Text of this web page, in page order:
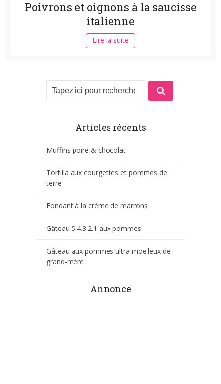
Poivrons et oignons à la saucisse
italienne
Lire la suite
Articles récents
Muffins poire & chocolat
Tortilla aux courgettes et pommes de
terre
Fondant à la crème de marrons
Gâteau 5.4.3.2.1 aux pommes
Gâteau aux pommes ultra moelleux de
grand-mère
Annonce